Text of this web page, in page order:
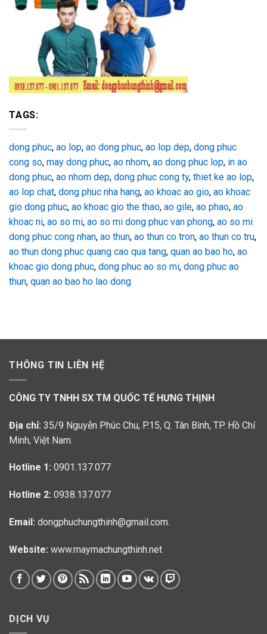
TAGS:
dong phuc, ao lop, ao dong phuc, ao lop dep, dong phuc
cong so, may dong phuc, ao nhom, ao dong phuc lop, in ao
dong phuc, ao nhom dep, dong phuc cong ty, thiet ke ao lop,
ao lop chat, dong phuc nha hang, ao khoac ao gio, ao khoac
gio dong phuc, ao khoac gio the thao, ao gile, ao phao, ao
khoac ni, ao so mi, ao so mi dong phuc van phong, ao so mi
dong phuc cong nhan, ao thun, ao thun co tron, ao thun co tru,
ao thun dong phuc quang cao qua tang, quan ao bao ho, ao
khoac gio dong phuc, dong phuc ao so mi, dong phuc ao
thun, quan ao bao ho lao dong
THÔNG TIN LIÊN HỆ
CÔNG TY TNHH SX TM QUỐC TẾ HƯNG THỊNH
Địa chỉ: 35/9 Nguyễn Phúc Chu, P.15, Q. Tân Bình, TP. Hồ Chí
Minh, Việt Nam.
Hotline 1: 0901.137.077
Hotline 2: 0938.137.077
Email: dongphuchungthinh@gmail.com.
Website: www.maymachungthinh.net
DỊCH VỤ